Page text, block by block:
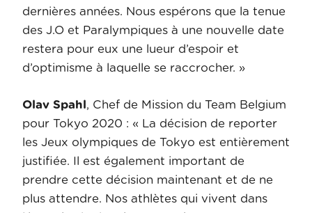
dernières années. Nous espérons que la tenue
des J.O et Paralympiques à une nouvelle date
restera pour eux une lueur d’espoir et
d’optimisme à laquelle se raccrocher. »
Olav Spahl, Chef de Mission du Team Belgium
pour Tokyo 2020 : « La décision de reporter
les Jeux olympiques de Tokyo est entièrement
justifiée. Il est également important de
prendre cette décision maintenant et de ne
plus attendre. Nos athlètes qui vivent dans